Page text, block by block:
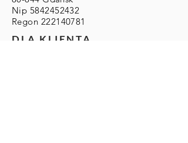
Nip 5842452432
Regon 222140781
DLA KLIENTA